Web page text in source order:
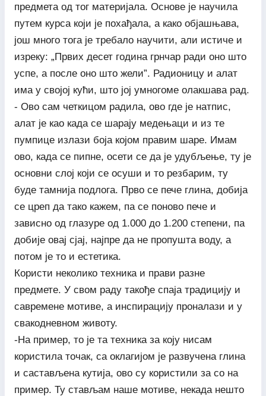
предмета од тог материјала. Основе је научила
путем курса који је похађала, а како објашњава,
још много тога је требало научити, али истиче и
изреку: „Првих десет година грнчар ради оно што
успе, а после оно што жели”. Радионицу и алат
има у својој кући, што јој умногоме олакшава рад.
- Ово сам четкицом радила, ово где је натпис,
алат је као када се шарају медењаци и из те
пумпице излази боја којом правим шаре. Имам
ово, када се пипне, осети се да је удубљење, ту је
основни слој који се осуши и то резбарим, ту
буде тамнија подлога. Прво се пече глина, добија
се цреп да тако кажем, па се поново пече и
зависно од глазуре од 1.000 до 1.200 степени, па
добије овај сјај, најпре да не пропушта воду, а
потом је то и естетика.
Користи неколико техника и прави разне
предмете. У свом раду такође спаја традицију и
савремене мотиве, а инспирацију проналази и у
свакодневном животу.
-На пример, то је та техника за коју нисам
користила точак, са оклагијом је развучена глина
и састављена кутија, ово су користили за со на
пример. Ту стављам наше мотиве, некада нешто